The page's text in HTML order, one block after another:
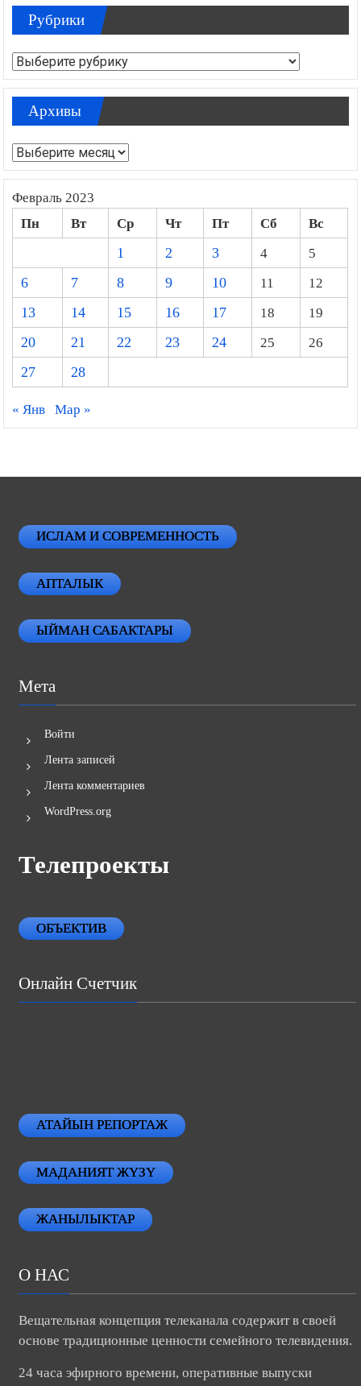
Рубрики
Рубрики
Архивы
Архивы
Февраль 2023
Пн Вт Ср Чт Пт Сб
Вс
1
2 3 4
5
6
7 8 9 10 11
12
13
14 15 16 17 18
19
20
21 22 23 24 25
26
27
28
« Янв Мар »
ИСЛАМ И СОВРЕМЕННОСТЬ
АПТАЛЫК
ЫЙМАН САБАКТАРЫ
Мета
Войти
Лента записей
Лента комментариев
WordPress.org
Телепроекты
ОБЪЕКТИВ
Онлайн Счетчик
АТАЙЫН РЕПОРТАЖ
МАДАНИЯТ ЖҮЗҮ
ЖАНЫЛЫКТАР
О НАС
Вещательная концепция телеканала содержит в своей
основе традиционные ценности семейного телевидения.
24 часа эфирного времени, оперативные выпуски